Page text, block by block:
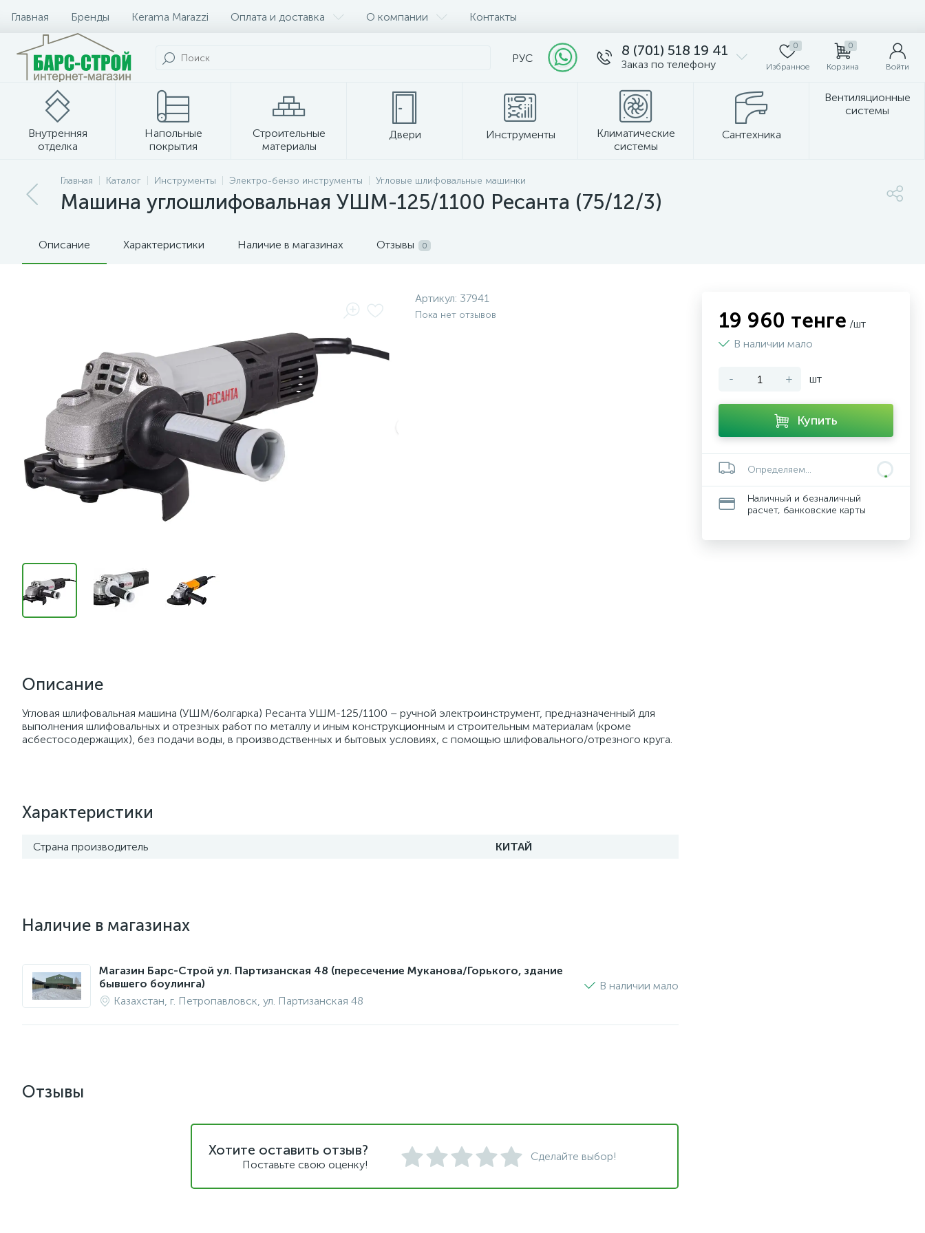
Главная Бренды Kerama Marazzi Оплата и доставка О компании Контакты
РУС 8 (701) 518 19 41
Заказ по телефону
0
Избранное
0
Корзина Войти
Внутренняя
отделка
Напольные
покрытия
Строительные
материалы
Двери Инструменты
Климатические
системы
Сантехника
Вентиляционные
системы
Плитка и керамогранит
Главная Каталог Инструменты Электро-бензо инструменты Угловые шлифовальные машинки
Машина углошлифовальная УШМ-125/1100 Ресанта (75/12/3)
Описание Характеристики Наличие в магазинах Отзывы 0
Артикул: 37941
Пока нет отзывов
Описание
Угловая шлифовальная машина (УШМ/болгарка) Ресанта УШМ-125/1100 – ручной электроинструмент, предназначенный для
выполнения шлифовальных и отрезных работ по металлу и иным конструкционным и строительным материалам (кроме
асбестосодержащих), без подачи воды, в производственных и бытовых условиях, с помощью шлифовального/отрезного круга.
Характеристики
Страна производитель КИТАЙ
Наличие в магазинах
Магазин Барс-Строй ул. Партизанская 48 (пересечение Муканова/Горького, здание
бывшего боулинга)
Казахстан, г. Петропавловск, ул. Партизанская 48
В наличии мало
19 960 тенге /шт
В наличии мало
- + шт
Купить
Определяем...
Наличный и безналичный
расчет, банковские карты
Отзывы
Хотите оставить отзыв?
Поставьте свою оценку!
Сделайте выбор!